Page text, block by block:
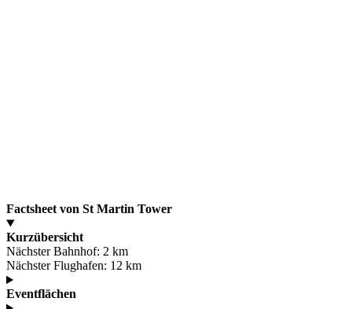
Factsheet von St Martin Tower
Kurzübersicht
Nächster Bahnhof: 2 km
Nächster Flughafen: 12 km
Eventflächen